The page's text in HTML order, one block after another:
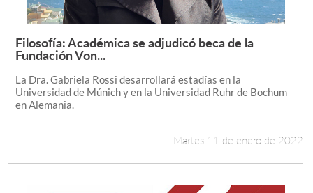
Leer más +
Filosofía: Académica se adjudicó beca de la
Fundación Von...
La Dra. Gabriela Rossi desarrollará estadías en la
Universidad de Múnich y en la Universidad Ruhr de Bochum
en Alemania.
Martes 11 de enero de 2022